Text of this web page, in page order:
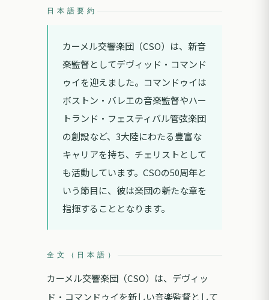
日本語要約
カーメル交響楽団（CSO）は、新音
楽監督としてデヴィッド・コマンド
ゥイを迎えました。コマンドゥイは
ボストン・バレエの音楽監督やハー
トランド・フェスティバル管弦楽団
の創設など、3大陸にわたる豊富な
キャリアを持ち、チェリストとして
も活動しています。CSOの50周年と
いう節目に、彼は楽団の新たな章を
指揮することとなります。
全文（日本語）
カーメル交響楽団（CSO）は、デヴィッ
ド・コマンドゥイを新しい音楽監督として